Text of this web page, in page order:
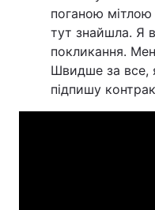
поганою
тут знайшла. Я
покликання.
Швидше за все,
підпишу